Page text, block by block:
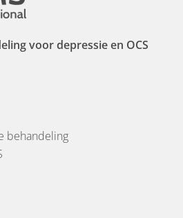
voor depressie en OCS
behandeling